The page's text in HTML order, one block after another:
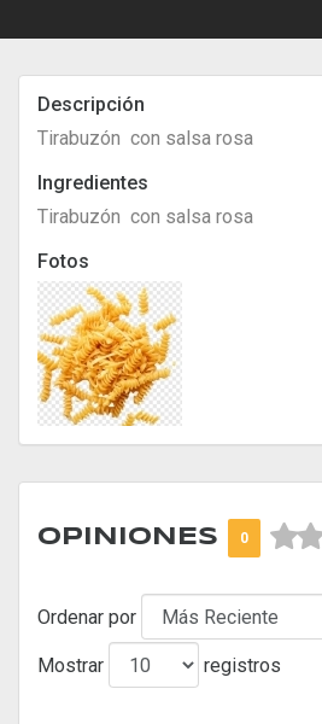
Descripción
Tirabuzón con salsa rosa
Ingredientes
Tirabuzón con salsa rosa
Fotos
OPINIONES 0
Ordenar por
Mostrar registros